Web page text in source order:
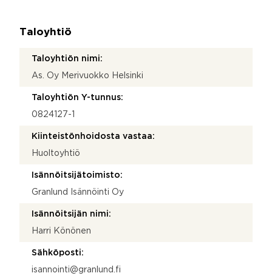
Taloyhtiö
Taloyhtiön nimi:
As. Oy Merivuokko Helsinki
Taloyhtiön Y-tunnus:
0824127-1
Kiinteistönhoidosta vastaa:
Huoltoyhtiö
Isännöitsijätoimisto:
Granlund Isännöinti Oy
Isännöitsijän nimi:
Harri Könönen
Sähköposti:
isannointi@granlund.fi